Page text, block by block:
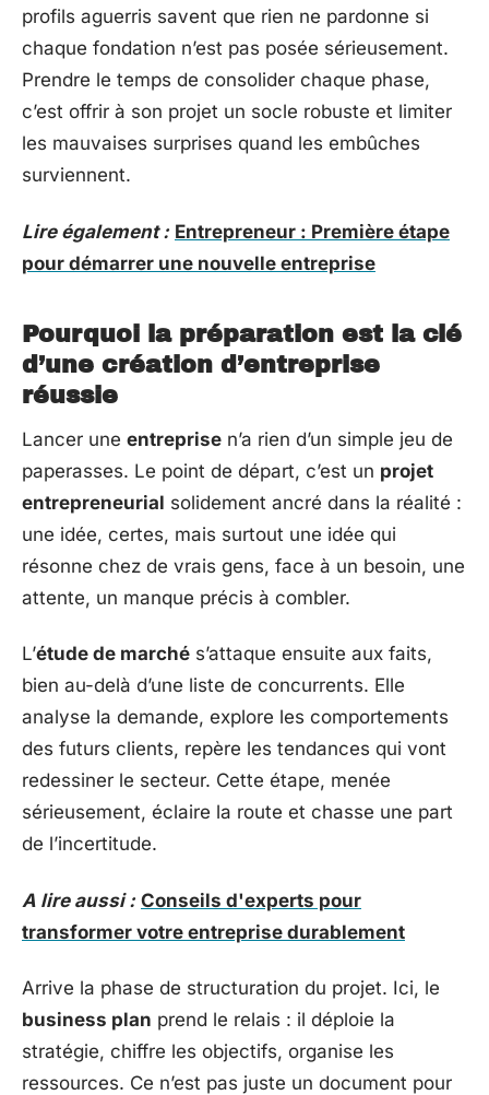
profils aguerris savent que rien ne pardonne si
chaque fondation n’est pas posée sérieusement.
Prendre le temps de consolider chaque phase,
c’est offrir à son projet un socle robuste et limiter
les mauvaises surprises quand les embûches
surviennent.
Lire également : Entrepreneur : Première étape
pour démarrer une nouvelle entreprise
Pourquoi la préparation est la clé
d’une création d’entreprise
réussie
Lancer une entreprise n’a rien d’un simple jeu de
paperasses. Le point de départ, c’est un projet
entrepreneurial solidement ancré dans la réalité :
une idée, certes, mais surtout une idée qui
résonne chez de vrais gens, face à un besoin, une
attente, un manque précis à combler.
L’étude de marché s’attaque ensuite aux faits,
bien au-delà d’une liste de concurrents. Elle
analyse la demande, explore les comportements
des futurs clients, repère les tendances qui vont
redessiner le secteur. Cette étape, menée
sérieusement, éclaire la route et chasse une part
de l’incertitude.
A lire aussi : Conseils d'experts pour
transformer votre entreprise durablement
Arrive la phase de structuration du projet. Ici, le
business plan prend le relais : il déploie la
stratégie, chiffre les objectifs, organise les
ressources. Ce n’est pas juste un document pour